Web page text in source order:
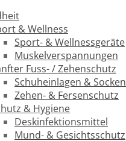
& Wellness
Sport- & Wellnessgeräte
Muskelverspannungen
Fuss- / Zehenschutz
Schuheinlagen & Socken
Zehen- & Fersenschutz
& Hygiene
Deskinfektionsmittel
Mund- & Gesichtsschutz